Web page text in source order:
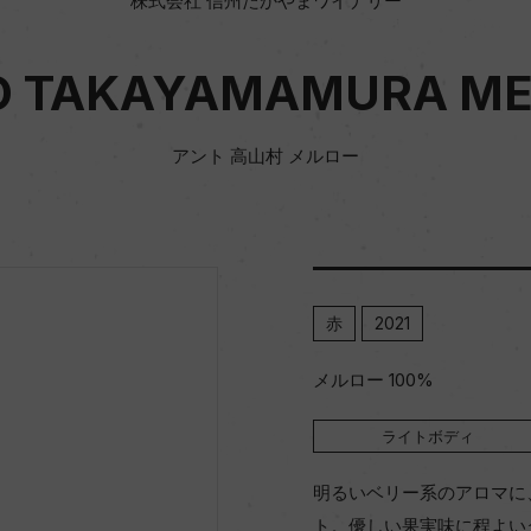
TAKAYAMAMURA
アント 高山村 メルロー
赤 2021
メルロー 100%
ライトボディ
明るいベリー系のアロマ
ト。優しい果実味に程よ